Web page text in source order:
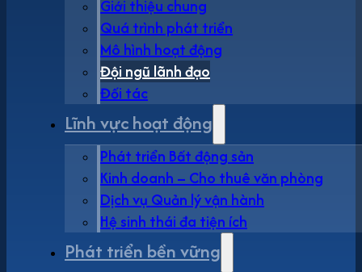
Giới thiệu chung
Quá trình phát triển
Mô hình hoạt động
Đội ngũ lãnh đạo
Đối tác
Lĩnh vực hoạt động
Phát triển Bất động sản
Kinh doanh – Cho thuê văn phòng
Dịch vụ Quản lý vận hành
Hệ sinh thái đa tiện ích
Phát triển bền vững